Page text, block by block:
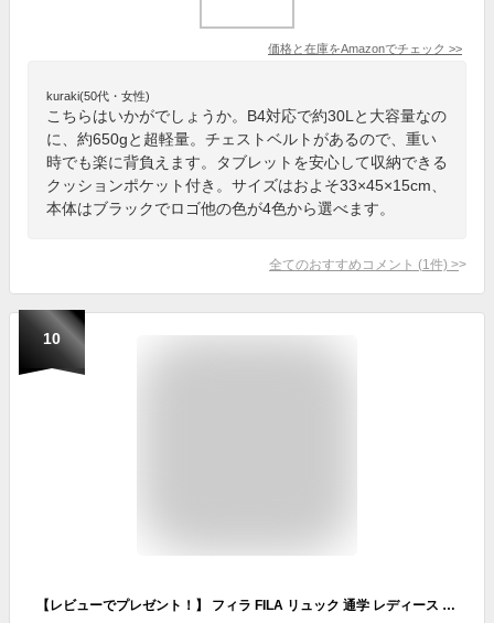
価格と在庫をAmazonでチェック >>
kuraki(50代・女性)
こちらはいかがでしょうか。B4対応で約30Lと大容量なの
に、約650gと超軽量。チェストベルトがあるので、重い
時でも楽に背負えます。タブレットを安心して収納できる
クッションポケット付き。サイズはおよそ33×45×15cm、
本体はブラックでロゴ他の色が4色から選べます。
全てのおすすめコメント (1 件) >
10
【レビューでプレゼント！】 フィラ FILA リュック 通学 レディース 大容量 リュックサック デイパック バックパック PC タブレット 旅行 中学生 高校生 女子高校生 女子中学生 学生 部活 大人 シンプル おしゃれ カジュアル ブラック 黒 A4 B4 35L 7851